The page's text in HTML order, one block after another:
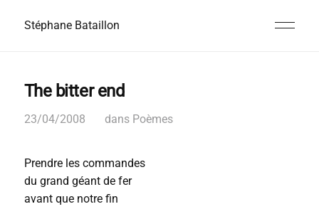
Stéphane Bataillon
The bitter end
23/04/2008 dans Poèmes
Prendre les commandes
du grand géant de fer
avant que notre fin